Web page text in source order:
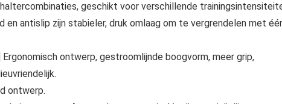
geschikt voor verschillende
en antislip zijn stabieler, druk omlaag om te vergrendelen met
ontwerp, gestroomlijnde boogvorm, meer grip,
ontwerp.